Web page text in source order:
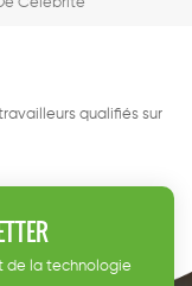
qualifiés sur
de la technologie